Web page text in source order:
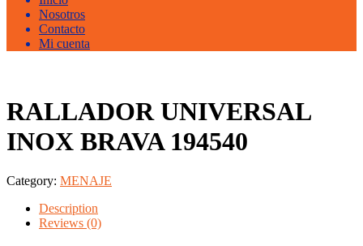
Nosotros
Contacto
Mi cuenta
RALLADOR UNIVERSAL
INOX BRAVA 194540
Category: MENAJE
Description
Reviews (0)